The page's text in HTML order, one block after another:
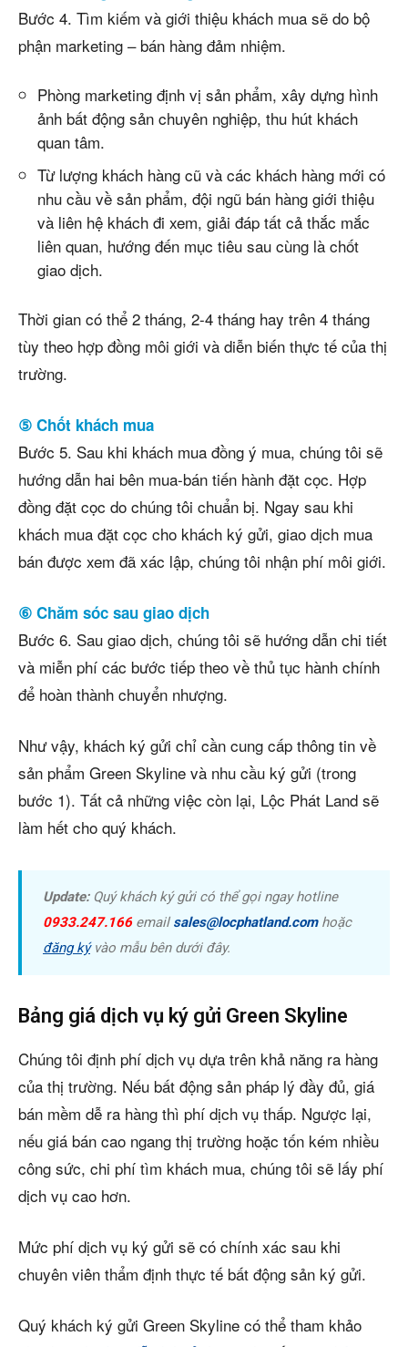
Bước 4. Tìm kiếm và giới thiệu khách mua sẽ do bộ
phận marketing – bán hàng đảm nhiệm.
Phòng marketing định vị sản phẩm, xây dựng hình
ảnh bất động sản chuyên nghiệp, thu hút khách
quan tâm.
Từ lượng khách hàng cũ và các khách hàng mới có
nhu cầu về sản phẩm, đội ngũ bán hàng giới thiệu
và liên hệ khách đi xem, giải đáp tất cả thắc mắc
liên quan, hướng đến mục tiêu sau cùng là chốt
giao dịch.
Thời gian có thể 2 tháng, 2-4 tháng hay trên 4 tháng
tùy theo hợp đồng môi giới và diễn biến thực tế của thị
trường.
⑤ Chốt khách mua
Bước 5. Sau khi khách mua đồng ý mua, chúng tôi sẽ
hướng dẫn hai bên mua-bán tiến hành đặt cọc. Hợp
đồng đặt cọc do chúng tôi chuẩn bị. Ngay sau khi
khách mua đặt cọc cho khách ký gửi, giao dịch mua
bán được xem đã xác lập, chúng tôi nhận phí môi giới.
⑥ Chăm sóc sau giao dịch
Bước 6. Sau giao dịch, chúng tôi sẽ hướng dẫn chi tiết
và miễn phí các bước tiếp theo về thủ tục hành chính
để hoàn thành chuyển nhượng.
Như vậy, khách ký gửi chỉ cần cung cấp thông tin về
sản phẩm Green Skyline và nhu cầu ký gửi (trong
bước 1). Tất cả những việc còn lại, Lộc Phát Land sẽ
làm hết cho quý khách.
Update:Quý khách ký gửi có thể gọi ngay hotline
0933.247.166 email sales@locphatland.comhoặc
đăng kývào mẫu bên dưới đây.
Bảng giá dịch vụ ký gửi Green Skyline
Chúng tôi định phí dịch vụ dựa trên khả năng ra hàng
của thị trường. Nếu bất động sản pháp lý đầy đủ, giá
bán mềm dễ ra hàng thì phí dịch vụ thấp. Ngược lại,
nếu giá bán cao ngang thị trường hoặc tốn kém nhiều
công sức, chi phí tìm khách mua, chúng tôi sẽ lấy phí
dịch vụ cao hơn.
Mức phí dịch vụ ký gửi sẽ có chính xác sau khi
chuyên viên thẩm định thực tế bất động sản ký gửi.
Quý khách ký gửi Green Skyline có thể tham khảo